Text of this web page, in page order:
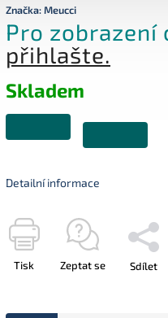
Značka:Meucci
Pro zobrazení
přihlašte.
Skladem
Detailní informace
Tisk Zeptat se Sdílet